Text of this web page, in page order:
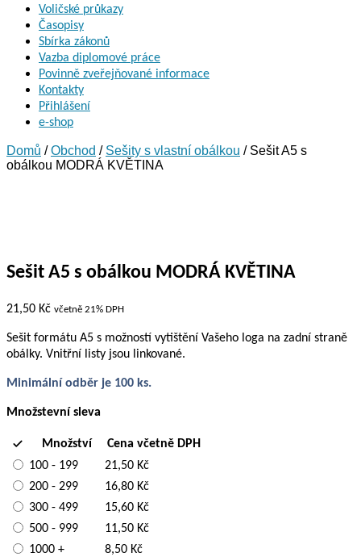
Voličské průkazy
Časopisy
Sbírka zákonů
Vazba diplomové práce
Povinně zveřejňované informace
Kontakty
Přihlášení
e-shop
Domů /Obchod / Sešity s vlastní obálkou / Sešit A5 s
obálkou MODRÁ KVĚTINA
Sešit A5 s obálkou MODRÁ KVĚTINA
21,50 Kč včetně 21% DPH
Sešit formátu A5 s možností vytištění Vašeho loga na zadní straně
obálky. Vnitřní listy jsou linkované.
Minimální odběr je 100 ks.
Množstevní sleva
Množství
Cena včetně DPH
100 - 199
21,50 Kč
200 - 299
16,80 Kč
300 - 499
15,60 Kč
500 - 999
11,50 Kč
1000 +
8,50 Kč